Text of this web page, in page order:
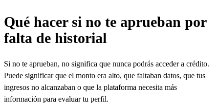
Qué hacer si no te aprueban por
falta de historial
Si no te aprueban, no significa que nunca podrás acceder a crédito.
Puede significar que el monto era alto, que faltaban datos, que tus
ingresos no alcanzaban o que la plataforma necesita más
información para evaluar tu perfil.